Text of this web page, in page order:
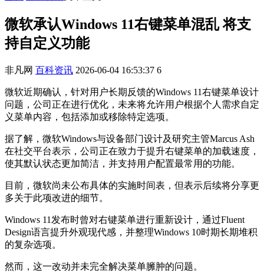
微软承认Windows 11右键菜单混乱 将支
持自定义功能
非凡网 百科资讯 2026-06-04 16:53:37 6
微软近期确认，针对用户长期反馈的Windows 11右键菜单设计
问题，公司正在进行优化，未来将允许用户根据个人需求自定
义菜单内容，包括添加或移除特定选项。
据了解，微软Windows与设备部门设计及研究主管Marcus Ash
在社交平台表示，公司正在致力于提升右键菜单的加载速度，
使其默认状态更加简洁，并支持用户配置最常用的功能。
目前，微软尚未公布具体的实施时间表，但表示后续将分享更
多关于此项改进的细节。
Windows 11发布时曾对右键菜单进行重新设计，通过Fluent
Design语言提升外观现代感，并整理Windows 10时期长期堆积
的复杂选项。
然而，这一改动并未完全解决菜单臃肿的问题。